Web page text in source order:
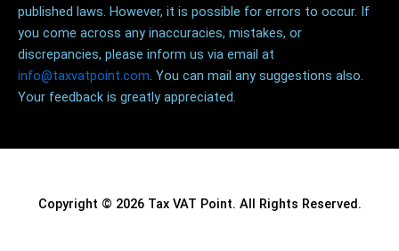
published laws. However, it is possible for errors to occur. If
you come across any inaccuracies, mistakes, or
discrepancies, please inform us via email at
info@taxvatpoint.com. You can mail any suggestions also.
Your feedback is greatly appreciated.
Copyright © 2026 Tax VAT Point. All Rights Reserved.